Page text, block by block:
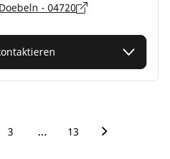
- 04720
3 … 13